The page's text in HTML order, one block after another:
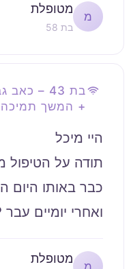
מ
מטופלת
בת 58
בת 43 –
+ המשך תמיכה
כבר באותו היום
ואחרי יומיים
מטופלת